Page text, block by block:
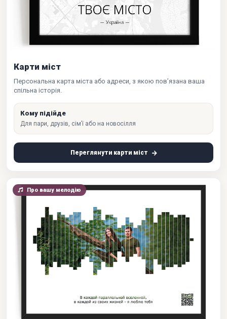
Карти міст
Персональна карта міста або адреси, з якою пов’язана ваша
спільна історія.
Кому підійде
Для пари, друзів, сім’ї або на новосілля
Переглянути карти міст
Про вашу мелодію